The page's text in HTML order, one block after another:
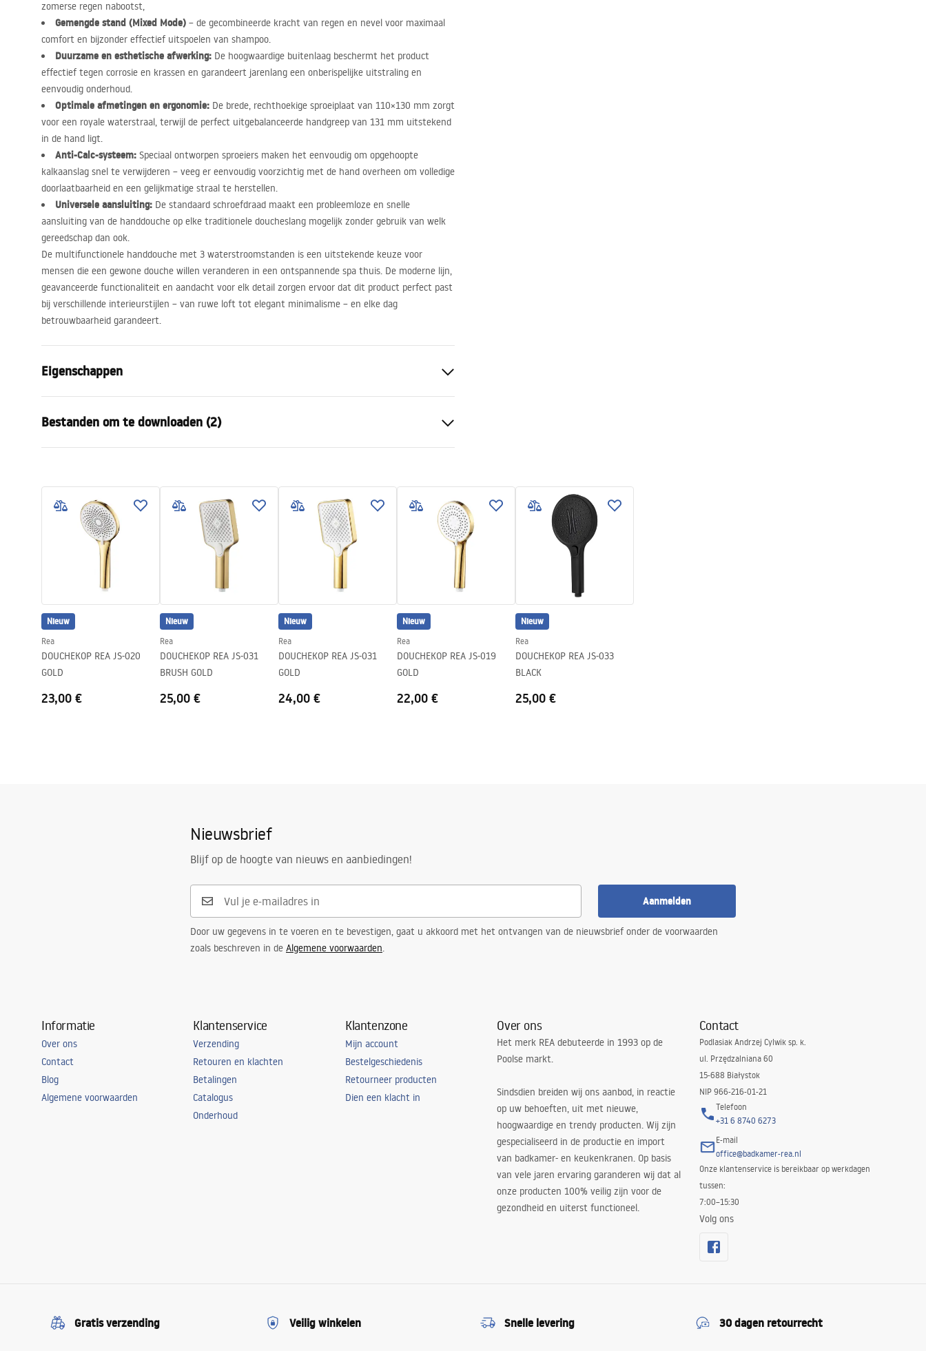
zomerse regen nabootst,
Gemengde stand (Mixed Mode) – de gecombineerde kracht van regen en nevel voor maximaal
comfort en bijzonder effectief uitspoelen van shampoo.
Duurzame en esthetische afwerking: De hoogwaardige buitenlaag beschermt het product
effectief tegen corrosie en krassen en garandeert jarenlang een onberispelijke uitstraling en
eenvoudig onderhoud.
Optimale afmetingen en ergonomie: De brede, rechthoekige sproeiplaat van 110×130 mm zorgt
voor een royale waterstraal, terwijl de perfect uitgebalanceerde handgreep van 131 mm uitstekend
in de hand ligt.
Anti-Calc-systeem: Speciaal ontworpen sproeiers maken het eenvoudig om opgehoopte
kalkaanslag snel te verwijderen – veeg er eenvoudig voorzichtig met de hand overheen om volledige
doorlaatbaarheid en een gelijkmatige straal te herstellen.
Universele aansluiting: De standaard schroefdraad maakt een probleemloze en snelle
aansluiting van de handdouche op elke traditionele doucheslang mogelijk zonder gebruik van welk
gereedschap dan ook.
De multifunctionele handdouche met 3 waterstroomstanden is een uitstekende keuze voor
mensen die een gewone douche willen veranderen in een ontspannende spa thuis. De moderne lijn,
geavanceerde functionaliteit en aandacht voor elk detail zorgen ervoor dat dit product perfect past
bij verschillende interieurstijlen – van ruwe loft tot elegant minimalisme – en elke dag
betrouwbaarheid garandeert.
Eigenschappen
Materiaal
Montagewijze
Geschroefd
Garantie
Bestanden om te downloaden (2)
Warranty_Terms_and_Conditions_
Accessories_-_24.pdf
Nieuw
Rea
DOUCHEKOP REA JS-020
GOLD
23,00 €
Nieuw
Rea
DOUCHEKOP REA JS-031
BRUSH GOLD
25,00 €
Nieuw
Rea
DOUCHEKOP REA JS-031
GOLD
24,00 €
Nieuw
Rea
DOUCHEKOP REA JS-019
GOLD
22,00 €
Nieuw
Rea
DOUCHEKOP REA JS-033
BLACK
25,00 €
Nieuwsbrief
Blijf op de hoogte van nieuws en aanbiedingen!
Aanmelden
Door uw gegevens in te voeren en te bevestigen, gaat u akkoord met het ontvangen van de nieuwsbrief onder de voorwaarden
zoals beschreven in de Algemene voorwaarden.
Informatie
Over ons
Contact
Blog
Algemene voorwaarden
Klantenservice
Verzending
Retouren en klachten
Betalingen
Catalogus
Onderhoud
Klantenzone
Mijn account
Bestelgeschiedenis
Retourneer producten
Dien een klacht in
Over ons
Het merk REA debuteerde in 1993 op de
Poolse markt.
Sindsdien breiden wij ons aanbod, in reactie
op uw behoeften, uit met nieuwe,
hoogwaardige en trendy producten. Wij zijn
gespecialiseerd in de productie en import
van badkamer- en keukenkranen. Op basis
van vele jaren ervaring garanderen wij dat al
onze producten 100% veilig zijn voor de
gezondheid en uiterst functioneel.
Contact
Podlasiak Andrzej Cylwik sp. k.
ul. Przędzalniana 60
15-688 Białystok
NIP 966-216-01-21
Telefoon
+31 6 8740 6273
E-mail
office@badkamer-rea.nl
Onze klantenservice is bereikbaar op werkdagen
tussen:
7:00–15:30
Volg ons
Gratis verzending Veilig winkelen Snelle levering 30 dagen retourrecht